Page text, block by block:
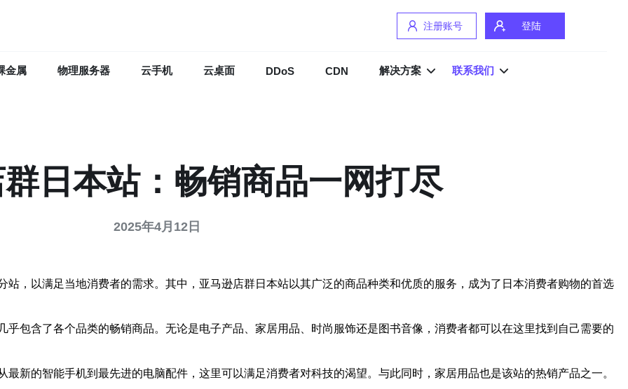
注册账号 登陆
金属 物理服务器 云手机 云桌面 DDoS CDN 解决方案 联系我们
日本站：畅销商品一网打尽
2025年4月12日
，以满足当地消费者的需求。其中，亚马逊店群日本站以其广泛的商品种类和优质的服务，成为了日本消费者购物的首选
包含了各个品类的畅销商品。无论是电子产品、家居用品、时尚服饰还是图书音像，消费者都可以在这里找到自己需要的
新的智能手机到最先进的电脑配件，这里可以满足消费者对科技的渴望。与此同时，家居用品也是该站的热销产品之一。